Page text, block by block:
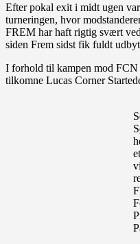
Efter pokal exit i midt ugen
turneringen, hvor
FREM har haft rigtig svært
siden Frem sidst fik fuldt
I forhold til kampen mod
tilkomne Lucas Corner